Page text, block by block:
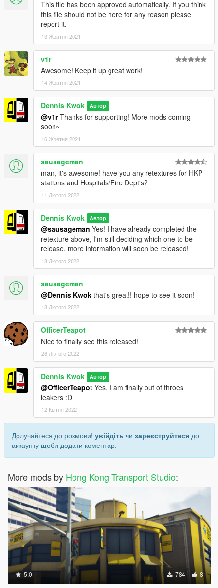
This file has been approved automatically. If you think
this file should not be here for any reason please
report it.
13 Жовтня 2021
v1r
Awesome! Keep it up great work!
14 Жовтня 2021
Dennis Kwok Автор
@v1rThanks for supporting! More mods coming
soon~
16 Жовтня 2021
sausageman
man, it's awesome! have you any retextures for HKP
stations and Hospitals/Fire Dept's?
11 Лютого 2022
Dennis Kwok Автор
@sausageman Yes! I have already completed the
retexture above, I'm still deciding which one to be
release, more information will soon be released!
18 Лютого 2022
sausageman
@Dennis Kwok that's great!! hope to see it soon!
18 Лютого 2022
OfficerTeapot
Nice to finally see this released!
28 Лютого 2022
Dennis Kwok Автор
@OfficerTeapot Yes, I am finally out of throes
leakers :D
12 Квітня 2022
Долучайтеся до розмови! увійдіть чи зареєструйтеся до
аккаунту щоби додати коментар.
More mods by Hong Kong Transport Studio:
5.0 784 8